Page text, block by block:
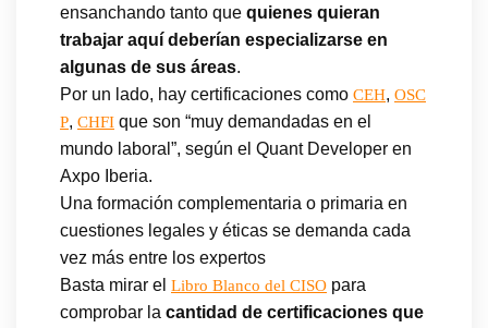
ensanchando tanto que quienes quieran
trabajar aquí deberían especializarse en
algunas de sus áreas.
Por un lado, hay certificaciones como CEH, OSC
P, CHFI que son “muy demandadas en el
mundo laboral”, según el Quant Developer en
Axpo Iberia.
Una formación complementaria o primaria en
cuestiones legales y éticas se demanda cada
vez más entre los expertos
Basta mirar el Libro Blanco del CISO para
comprobar la cantidad de certificaciones que